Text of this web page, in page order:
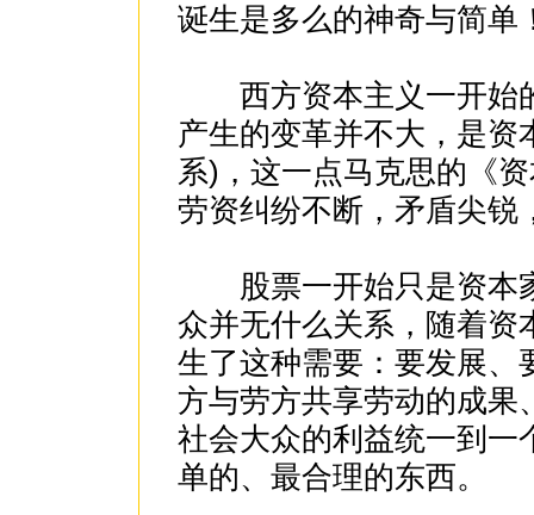
诞生是多么的神奇与简单
西方资本主义一开始
产生的变革并不大，是
系)，这一点马克思的《
劳资纠纷不断，矛盾尖锐
股票一开始只是资本
众并无什么关系，随着资
生了这种需要：要发展、
方与劳方共享劳动的成果
社会大众的利益统一到一
单的、最合理的东西。